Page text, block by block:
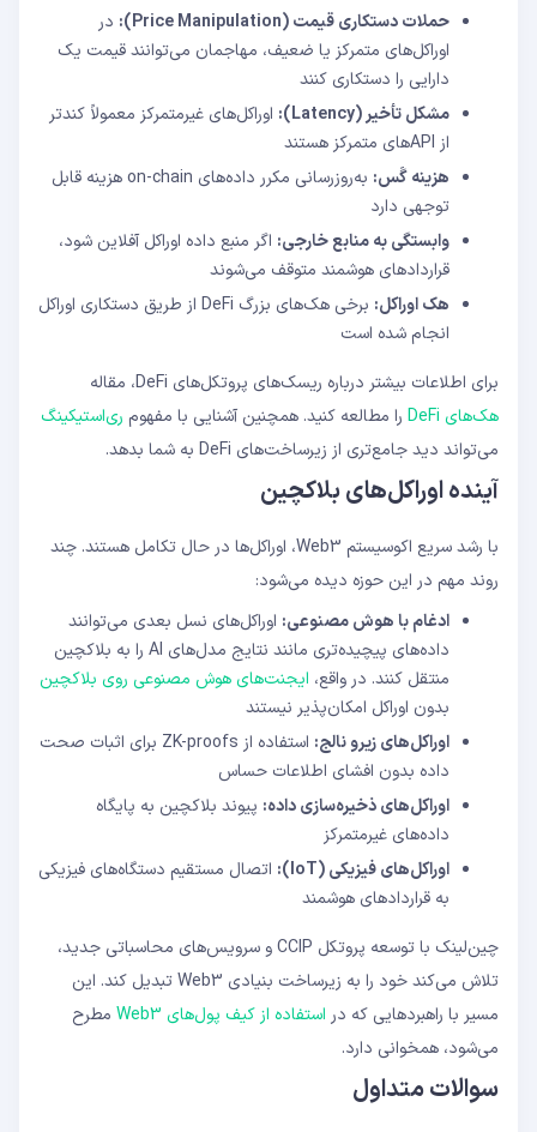
حملات دستکاری قیمت (Price Manipulation):
در
اوراکل‌های متمرکز یا ضعیف، مهاجمان می‌توانند قیمت یک
دارایی را دستکاری کنند
مشکل تأخیر (Latency):
اوراکل‌های غیرمتمرکز معمولاً کندتر
از APIهای متمرکز هستند
هزینه گَس:
به‌روزرسانی مکرر داده‌های on-chain هزینه قابل
توجهی دارد
وابستگی به منابع خارجی: اگر منبع داده اوراکل آفلاین شود،
قراردادهای هوشمند متوقف می‌شوند
هک اوراکل:
برخی هک‌های بزرگ DeFi از طریق دستکاری اوراکل
انجام شده است
برای اطلاعات بیشتر درباره ریسک‌های پروتکل‌های DeFi، مقاله
هک‌های DeFi
را مطالعه کنید. همچنین آشنایی با مفهوم ری‌استیکینگ
می‌تواند دید جامع‌تری از زیرساخت‌های DeFi به شما بدهد.
آینده اوراکل‌های بلاکچین
با رشد سریع اکوسیستم Web3، اوراکل‌ها در حال تکامل هستند. چند
روند مهم در این حوزه دیده می‌شود:
ادغام با هوش مصنوعی: اوراکل‌های نسل بعدی می‌توانند
داده‌های پیچیده‌تری مانند نتایج مدل‌های AI را به بلاکچین
منتقل کنند. در واقع، ایجنت‌های هوش مصنوعی روی بلاکچین
بدون اوراکل امکان‌پذیر نیستند
اوراکل‌های زیرو نالج:
استفاده از ZK-proofs برای اثبات صحت
داده بدون افشای اطلاعات حساس
اوراکل‌های ذخیره‌سازی داده: پیوند بلاکچین به پایگاه
داده‌های غیرمتمرکز
اوراکل‌های فیزیکی (IoT):
اتصال مستقیم دستگاه‌های فیزیکی
به قراردادهای هوشمند
چین‌لینک با توسعه پروتکل CCIP و سرویس‌های محاسباتی جدید،
تلاش می‌کند خود را به زیرساخت بنیادی Web3 تبدیل کند. این
مسیر با راهبردهایی که در استفاده از کیف پول‌های Web3
مطرح
می‌شود، همخوانی دارد.
سوالات متداول